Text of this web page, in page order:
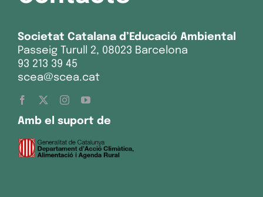
Societat Catalana d’Educació Ambiental
Passeig Turull 2, 08023 Barcelona
93 213 39 45
scea@scea.cat
Amb el suport de